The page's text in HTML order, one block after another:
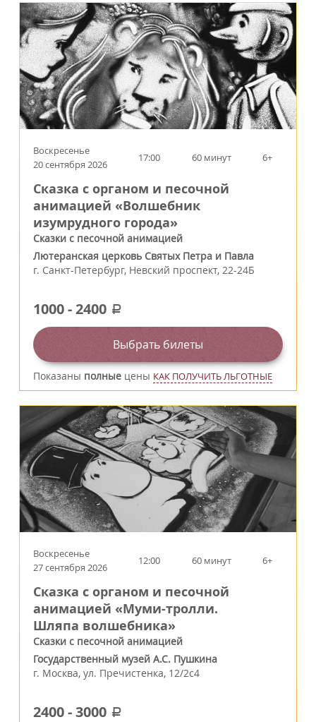
Воскресенье
20 сентября 2026
17:00 60 минут 6+
Сказка с органом и песочной
анимацией «Волшебник
изумрудного города»
Сказки с песочной анимацией
Лютеранская церковь Святых Петра и Павла
г. Санкт-Петербург, Невский проспект, 22-24Б
1000-2400 a
Выбрать билеты
Показаны полные цены КАК ПОЛУЧИТЬ ЛЬГОТНЫЕ
Воскресенье
27 сентября 2026
12:00 60 минут 6+
Сказка с органом и песочной
анимацией «Муми-тролли.
Шляпа волшебника»
Сказки с песочной анимацией
Государственный музей А.С. Пушкина
г. Москва, ул. Пречистенка, 12/2c4
2400-3000 a